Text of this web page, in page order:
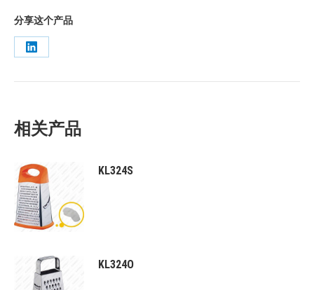
分享这个产品
Share
相关产品
KL324S
KL324O